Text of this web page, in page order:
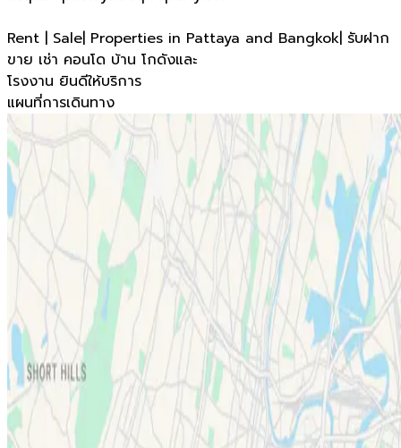
Rent | Sale| Properties in Pattaya and Bangkok| รับฝาก
ขาย เช่า คอนโด บ้าน โกดังและ
โรงงาน ยินดีให้บริการ
แผนที่การเดินทาง